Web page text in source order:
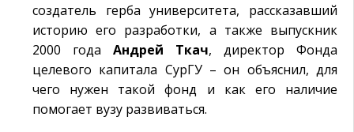
создатель герба университета, рассказавший
историю его разработки, а также выпускник
2000 года Андрей Ткач, директор Фонда
целевого капитала СурГУ – он объяснил, для
чего нужен такой фонд и как его наличие
помогает вузу развиваться.